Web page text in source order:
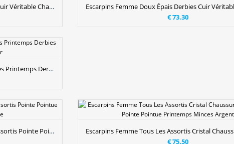
Escarpins Femme Toutes Les Saisons Bien Cuir Véritable Chaussures En Cuir Derbies Talon Moyen Blanc Clair
€ 73.30
Escarpins Femme Pointe Pointue Fille Minces Printemps Derbies Tous Les Assortis Blanc Clair
Escarpins Femme Derbies Mesh Tous Les Assortis Pointe Pointue Arc Professionnel Noir Rouge
€ 75.50